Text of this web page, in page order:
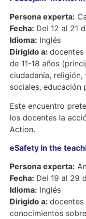
Persona experta:
Fecha: Del 12 al 21
Idioma: Inglés
Dirigido a: docentes
de 11-18 años
ciudadanía, religión,
sociales, educación
Este encuentro
los docentes la
Action.
eSafety in the
Persona experta:
Fecha: Del 19 al 29
Idioma: Inglés
Dirigido a: docentes
conocimientos